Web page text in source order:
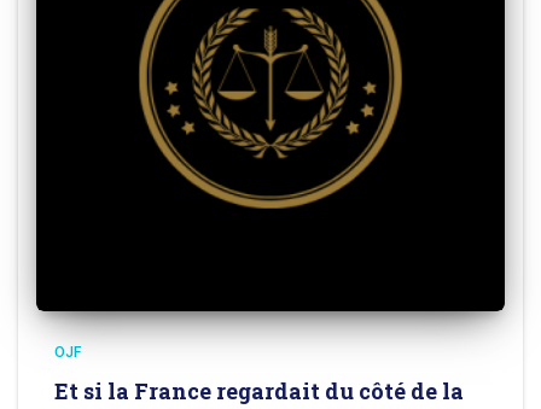
OJF
Et si la France regardait du côté de la